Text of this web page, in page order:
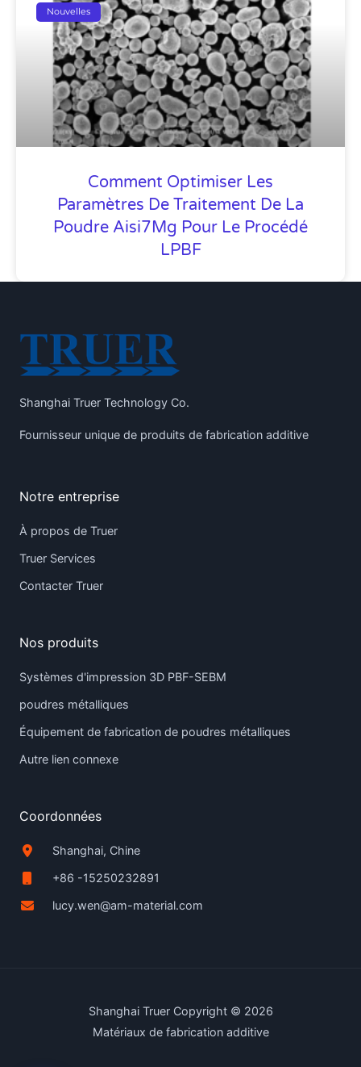
Nouvelles
Comment Optimiser Les
Paramètres De Traitement De La
Poudre Aisi7Mg Pour Le Procédé
LPBF
Shanghai Truer Technology Co.
Fournisseur unique de produits de fabrication additive
Notre entreprise
À propos de Truer
Truer Services
Contacter Truer
Nos produits
Systèmes d'impression 3D PBF-SEBM
poudres métalliques
Équipement de fabrication de poudres métalliques
Autre lien connexe
Coordonnées
Shanghai, Chine
+86 -15250232891
lucy.wen@am-material.com
Shanghai Truer Copyright © 2026
Matériaux de fabrication additive